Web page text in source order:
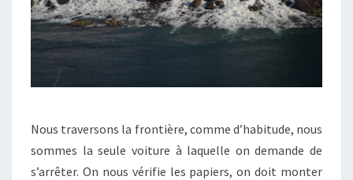
Nous traversons la frontière, comme d’habitude, nous
sommes la seule voiture à laquelle on demande de
s’arrêter. On nous vérifie les papiers, on doit monter